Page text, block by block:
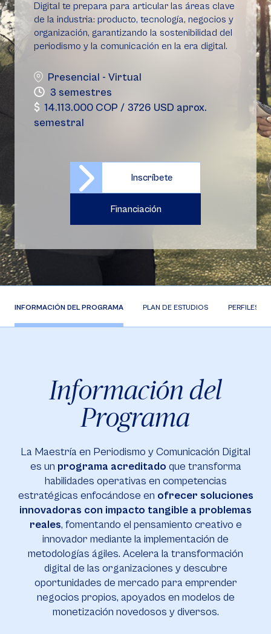
Digital te prepara para articular las áreas clave
de la industria: producto, tecnología, negocios y
organización, garantizando la sostenibilidad del
periodismo y la comunicación en la era digital.
3 semestres
Presencial - Virtual
14.113.000 COP / 3726 USD aprox.
semestral
Inscríbete
Financiación
INFORMACIÓN DEL PROGRAMA PLAN DE ESTUDIOS PERFILES
Información del
Programa
La Maestría en Periodismo y Comunicación Digital
es un programa acreditado que transforma
habilidades operativas en competencias
estratégicas enfocándose en ofrecer soluciones
innovadoras con impacto tangible a problemas
reales, fomentando el pensamiento creativo e
innovador mediante la implementación de
metodologías ágiles. Acelera la transformación
digital de las organizaciones y descubre
oportunidades de mercado para emprender
negocios propios, apoyados en modelos de
monetización novedosos y diversos.